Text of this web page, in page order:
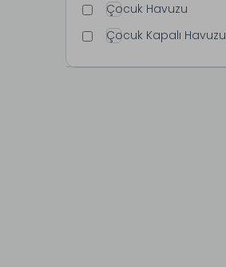
Çocuk Havuzu
Çocuk Kapalı Havuzu